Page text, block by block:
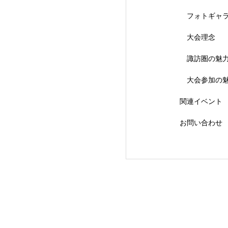
【会議報告】諏訪
フォトギャ
大会理念
諏訪圏の魅力
大会参加の
関連イベント
お問い合わせ